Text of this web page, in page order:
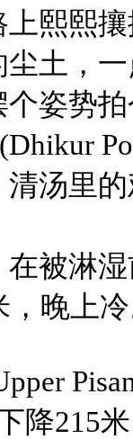
熙熙
土，
姿势
汤里
被淋
，晚上
降215米